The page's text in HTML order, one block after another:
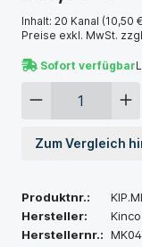
Inhalt: 20 Kanal (10,50 €
Preise exkl. MwSt.
Sofort verfügbar
Zum Vergleich
Produktnr.:
Hersteller:
Kinco
Herstellernr.: